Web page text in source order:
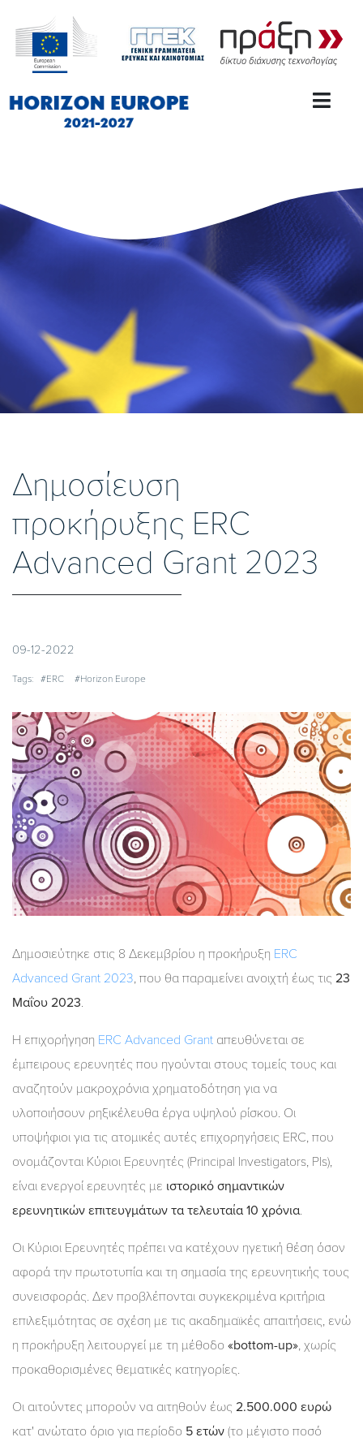
Δημοσίευση
προκήρυξης ERC
Advanced Grant 2023
09-12-2022
Tags: #ERC #Horizon Europe
Δημοσιεύτηκε στις 8 Δεκεμβρίου η προκήρυξη ERC
Advanced Grant 2023, που θα παραμείνει ανοιχτή έως τις 23
Μαΐου 2023.
Η επιχορήγηση ERC Advanced Grant απευθύνεται σε
έμπειρους ερευνητές που ηγούνται στους τομείς τους και
αναζητούν μακροχρόνια χρηματοδότηση για να
υλοποιήσουν ρηξικέλευθα έργα υψηλού ρίσκου. Οι
υποψήφιοι για τις ατομικές αυτές επιχορηγήσεις ERC, που
ονομάζονται Κύριοι Ερευνητές (Principal Investigators, PIs),
είναι ενεργοί ερευνητές με ιστορικό σημαντικών
ερευνητικών επιτευγμάτων τα τελευταία 10 χρόνια.
Οι Κύριοι Ερευνητές πρέπει να κατέχουν ηγετική θέση όσον
αφορά την πρωτοτυπία και τη σημασία της ερευνητικής τους
συνεισφοράς. Δεν προβλέπονται συγκεκριμένα κριτήρια
επιλεξιμότητας σε σχέση με τις ακαδημαϊκές απαιτήσεις, ενώ
η προκήρυξη λειτουργεί με τη μέθοδο «bottom-up», χωρίς
προκαθορισμένες θεματικές κατηγορίες.
Οι αιτούντες μπορούν να αιτηθούν έως 2.500.000 ευρώ
κατ' ανώτατο όριο για περίοδο 5 ετών (το μέγιστο ποσό